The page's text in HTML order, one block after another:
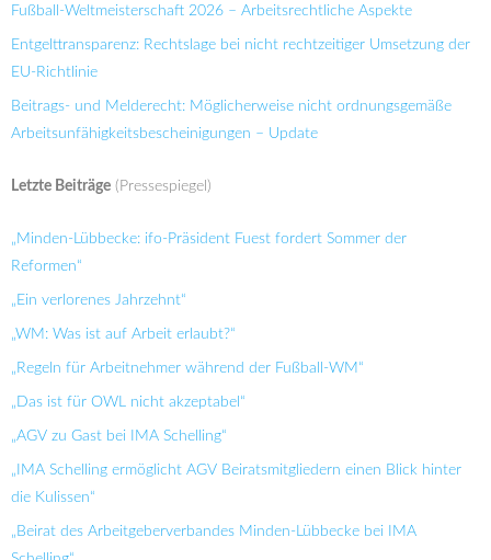
Fußball-Weltmeisterschaft 2026 – Arbeitsrechtliche Aspekte
Entgelttransparenz: Rechtslage bei nicht rechtzeitiger Umsetzung der
EU-Richtlinie
Beitrags- und Melderecht: Möglicherweise nicht ordnungsgemäße
Arbeitsunfähigkeitsbescheinigungen – Update
Letzte Beiträge (Pressespiegel)
„Minden-Lübbecke: ifo-Präsident Fuest fordert Sommer der
Reformen“
„Ein verlorenes Jahrzehnt“
„WM: Was ist auf Arbeit erlaubt?“
„Regeln für Arbeitnehmer während der Fußball-WM“
„Das ist für OWL nicht akzeptabel“
„AGV zu Gast bei IMA Schelling“
„IMA Schelling ermöglicht AGV Beiratsmitgliedern einen Blick hinter
die Kulissen“
„Beirat des Arbeitgeberverbandes Minden-Lübbecke bei IMA